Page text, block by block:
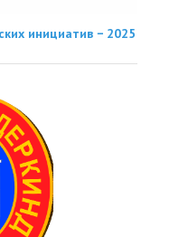
инициатив − 2025